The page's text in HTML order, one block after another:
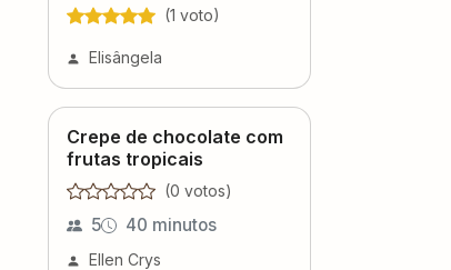
(1 voto)
Elisângela
Crepe de chocolate com
frutas tropicais
(0 votos)
5 40 minutos
Ellen Crys